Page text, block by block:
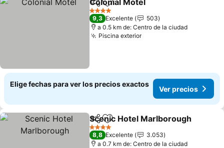
CompartirAgregar a favoritos
Colonial Motel
4 Estrellas
9,3 Excelente
503
a 0.5 km de: Centro de la ciudad
Piscina exteriorVer precios
Elige fechas para ver los precios exactos
Ver precios
CompartirAgregar a favoritos
Scenic Hotel Marlborough
4 Estrellas
8,8 Excelente
3.053
a 0.7 km de: Centro de la ciudad